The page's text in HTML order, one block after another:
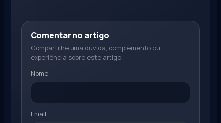
Comentar no artigo
Compartilhe uma dúvida, complemento ou
experiência sobre este artigo.
Nome
Email